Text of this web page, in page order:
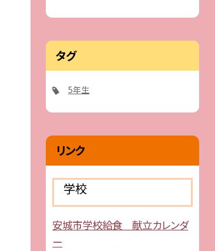
タグ
5年生
リンク
学校
安城市学校給食 献立カレンダ
ー